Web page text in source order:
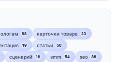
98 карточки товара 23
19 статьи 50
сценарий 16 smm 54 seo 88